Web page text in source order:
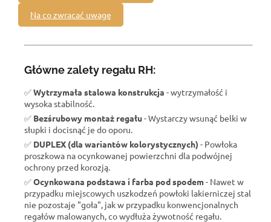
Na co zwracać uwagę
Główne zalety regału RH:
✅Wytrzymała stalowa konstrukcja - wytrzymałość i
wysoka stabilność.
✅ Bezśrubowy montaż regału- Wystarczy wsunąć belki w
słupki i docisnąć je do oporu.
✅ DUPLEX (dla wariantów kolorystycznych) - Powłoka
proszkowa na ocynkowanej powierzchni dla podwójnej
ochrony przed korozją.
✅Ocynkowana podstawa i farba pod spodem- Nawet w
przypadku miejscowych uszkodzeń powłoki lakierniczej stal
nie pozostaje "goła", jak w przypadku konwencjonalnych
regałów malowanych, co wydłuża żywotność regału.